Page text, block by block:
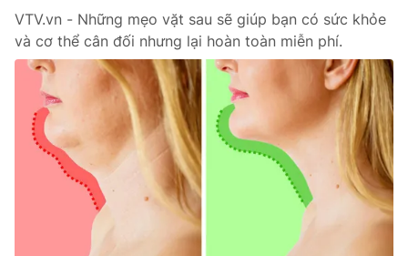
Xã hội
Pháp luật
Y tế
VTV.vn - Những mẹo vặt sau sẽ giúp bạn có sức khỏe
và cơ thể cân đối nhưng lại hoàn toàn miễn phí.